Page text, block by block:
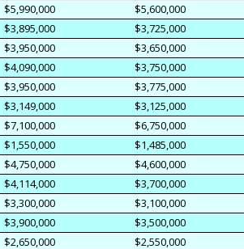
$5,990,000 $5,600,000
$3,895,000 $3,725,000
$3,950,000 $3,650,000
$4,090,000 $3,750,000
$3,950,000 $3,775,000
$3,149,000 $3,125,000
$7,100,000 $6,750,000
$1,550,000 $1,485,000
$4,750,000 $4,600,000
$4,114,000 $3,700,000
$3,300,000 $3,100,000
$3,900,000 $3,500,000
$2,650,000 $2,550,000